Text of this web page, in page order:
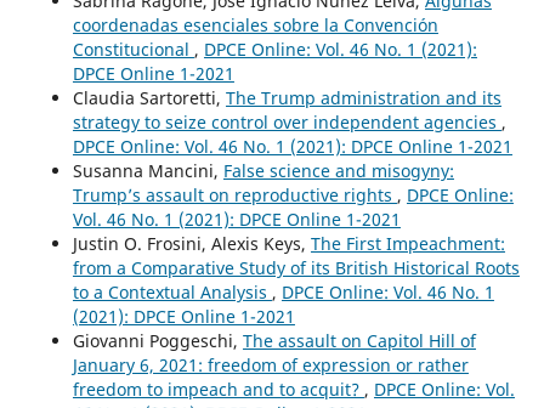
coordenadas esenciales sobre la Convención
Constitucional , DPCE Online: Vol. 46 No. 1 (2021):
DPCE Online 1-2021
Claudia Sartoretti, The Trump administration and its
strategy to seize control over independent agencies ,
DPCE Online: Vol. 46 No. 1 (2021): DPCE Online 1-2021
Susanna Mancini, False science and misogyny:
Trump’s assault on reproductive rights , DPCE Online:
Vol. 46 No. 1 (2021): DPCE Online 1-2021
Justin O. Frosini, Alexis Keys, The First Impeachment:
from a Comparative Study of its British Historical Roots
to a Contextual Analysis , DPCE Online: Vol. 46 No. 1
(2021): DPCE Online 1-2021
Giovanni Poggeschi, The assault on Capitol Hill of
January 6, 2021: freedom of expression or rather
freedom to impeach and to acquit? , DPCE Online: Vol.